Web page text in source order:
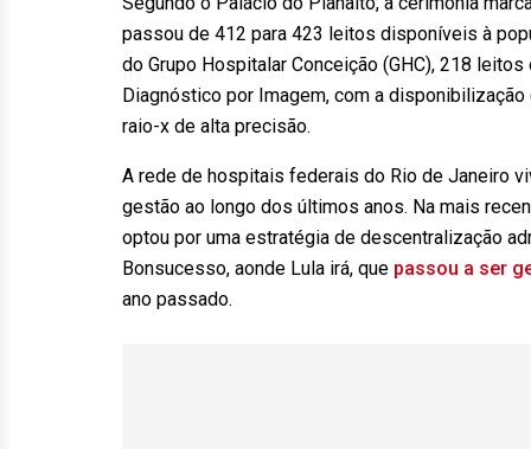
passou de 412 para 423 leitos disponíveis à
do Grupo Hospitalar Conceição (GHC), 218
Diagnóstico por Imagem, com a
raio-x de alta precisão.
A rede de hospitais federais do Rio de Janeiro
gestão ao longo dos últimos anos. Na mais
optou por uma estratégia de descentralização
Bonsucesso, aonde Lula irá, que passou a ser
ano passado.